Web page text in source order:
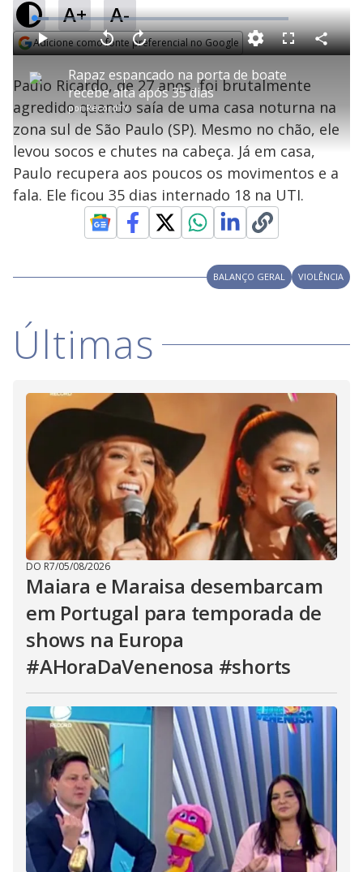
A+ A-
Adicione como fonte preferencial no Google
P
l
a
y
V
e
o
Rapaz espancado na porta de boate
recebe alta após 35 dias
porRecordTV
P V
t
a
r
1
0
e
g
n
d
s
A
n
ç
a
1
s
e
u
n
o
s
L
o
a
d
e
5
.
7
1
%
F
s
c
e
n
C
o
i
l
a
Paulo Ricardo, de 27 anos, foi brutalmente
agredido quando saía de uma casa noturna na
zona sul de São Paulo (SP). Mesmo no chão, ele
levou socos e chutes na cabeça. Já em casa,
Paulo recupera aos poucos os movimentos e a
fala. Ele ficou 35 dias internado 18 na UTI.
BALANÇO GERAL VIOLÊNCIA
Últimas
DO R7/05/08/2026
Maiara e Maraisa desembarcam
em Portugal para temporada de
shows na Europa
#AHoraDaVenenosa #shorts